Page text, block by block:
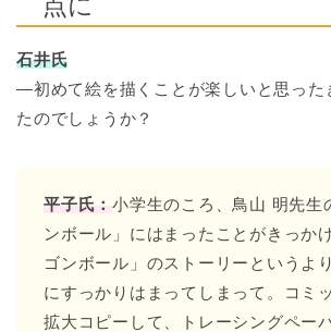
石井氏
―初めて絵を描くことが楽しいと思った
たのでしょうか？
平子氏：小学生のころ、鳥山 明先生
ンボール」にはまったことがきっか
ゴンボール」のストーリーというよ
にすっかりはまってしまって。コミ
拡大コピーして、トレーシングペー